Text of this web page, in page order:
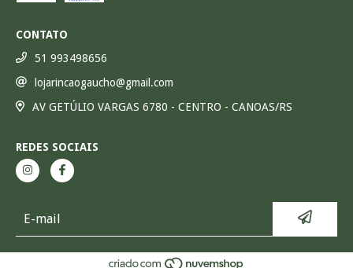
CONTATO
51 993498656
lojarincaogaucho@gmail.com
AV GETÚLIO VARGAS 6780 - CENTRO - CANOAS/RS
REDES SOCIAIS